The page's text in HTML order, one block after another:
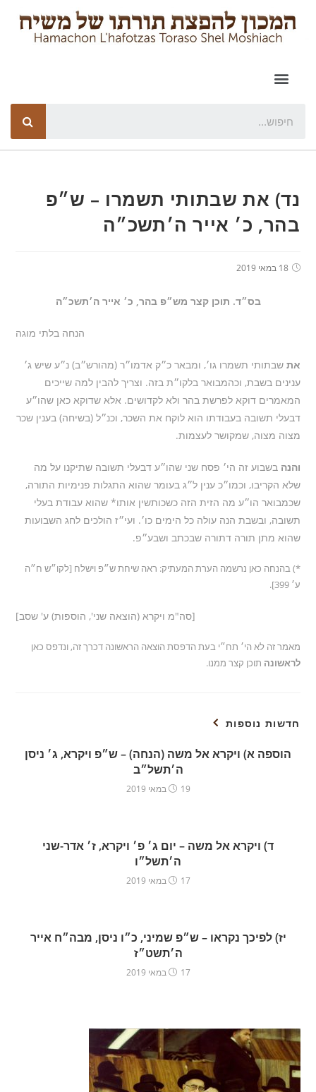
נד) את שבתותי תשמרו – ש״פ
בהר, כ׳ אייר ה׳תשכ״ה
18 במאי 2019
בס״ד. תוכן קצר מש״פ בהר, כ׳ אייר ה׳תשכ״ה
הנחה בלתי מוגה
אתשבתותי תשמרו גו׳, ומבאר כ״ק אדמו״ר (מהורש״ב) נ״ע שיש ג׳
ענינים בשבת, וכהמבואר בלקו״ת בזה. וצריך להבין למה שייכים
המאמרים דוקא לפרשת בהר ולא לקדושים. אלא שדוקא כאן שהו״ע
דבעלי תשובה בעבודתו הוא לוקח את השכר, וכנ״ל (בשיחה) בענין שכר
מצוה מצוה, שמקושר לעצמות.
והנהבשבוע זה הי׳ פסח שני שהו״ע דבעלי תשובה שתיקנו על מה
שלא הקריבו, וכמו״כ ענין ל״ג בעומר שהוא התגלות פנימיות התורה,
שכמבואר הו״ע מה הזית הזה כשכותשין אותו* שהוא עבודת בעלי
תשובה, ובשבת הנה עולה כל הימים כו׳. ועי״ז הולכים לחג השבועות
שהוא מתן תורה דתורה שבכתב ושבע״פ.
*) בהנחה כאן נרשמה הערת המעתיק: ראה שיחת ש״פ וישלח [לקו״ש ח״ה
ע׳ 399].
[סה"מ ויקרא (הוצאה שני', הוספות) ע' שסב]
מאמר זה לא הי׳ תח״י בעת הדפסת הוצאה הראשונה דכרך זה, ונדפס כאן
לראשונה תוכן קצר ממנו.
חדשות נוספות
הוספה א) ויקרא אל משה (הנחה) – ש״פ ויקרא, ג׳ ניסן
ה׳תשל״ב
19 במאי 2019
ד) ויקרא אל משה – יום ג׳ פ׳ ויקרא, ז׳ אדר-שני
ה׳תשל״ו
17 במאי 2019
יז) לפיכך נקראו – ש״פ שמיני, כ״ו ניסן, מבה״ח אייר
ה׳תשט״ז
17 במאי 2019